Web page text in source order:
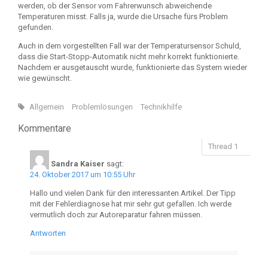
werden, ob der Sensor vom Fahrerwunsch abweichende
Temperaturen misst. Falls ja, wurde die Ursache fürs Problem
gefunden.
Auch in dem vorgestellten Fall war der Temperatursensor Schuld,
dass die Start-Stopp-Automatik nicht mehr korrekt funktionierte.
Nachdem er ausgetauscht wurde, funktionierte das System wieder
wie gewünscht.
Allgemein Problemlösungen Technikhilfe
Kommentare
Sandra Kaiser sagt:
24. Oktober 2017 um 10:55 Uhr
Hallo und vielen Dank für den interessanten Artikel. Der Tipp
mit der Fehlerdiagnose hat mir sehr gut gefallen. Ich werde
vermutlich doch zur Autoreparatur fahren müssen.
Antworten